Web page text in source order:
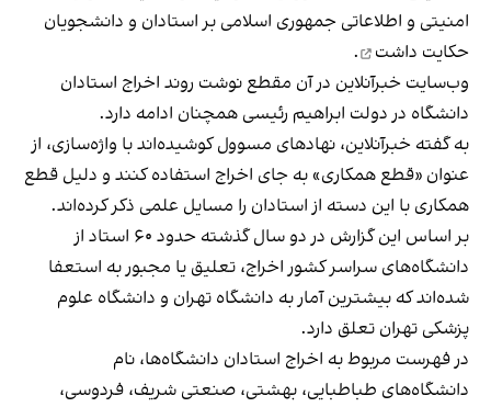
امنیتی و اطلاعاتی جمهوری اسلامی بر استادان و دانشجویان
حکایت داشت
.
و‌ب‌سایت خبرآنلاین در آن مقطع نوشت روند اخراج استادان
دانشگاه در دولت ابراهیم رئیسی همچنان ادامه دارد.
به گفته خبرآنلاین، نهادهای مسوول کوشیده‌اند با واژه‌سازی، از
عنوان «قطع همکاری» به جای اخراج استفاده کنند و دلیل قطع
همکاری با این دسته از استادان را مسایل علمی ذکر کرده‌اند.
بر اساس این گزارش در دو سال گذشته حدود ۶۰ استاد از
دانشگاه‌های سراسر کشور اخراج، تعلیق یا مجبور به استعفا
شده‌اند که بیشترین آمار به دانشگاه تهران و دانشگاه علوم
پزشکی تهران تعلق دارد.
در فهرست مربوط به اخراج استادان دانشگاه‌ها، نام
دانشگاه‌های طباطبایی، بهشتی، صنعتی شریف، فردوسی،